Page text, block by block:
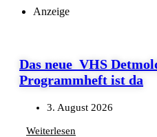
Anzeige
Das neue VHS
Programmheft ist da
3. August 2026
Weiterlesen